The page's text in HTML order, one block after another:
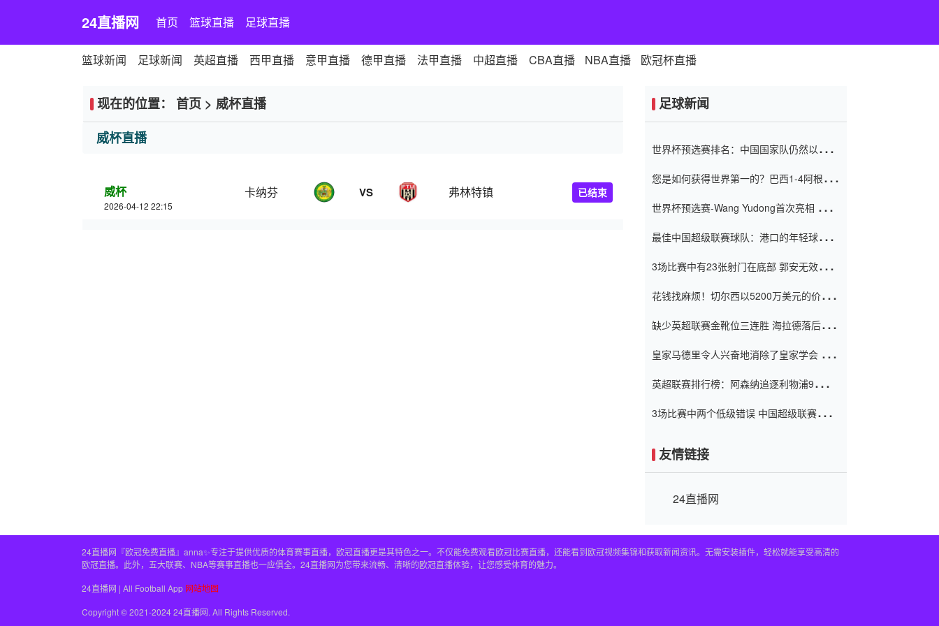
24直播网 首页 篮球直播 足球直播
篮球新闻 足球新闻 英超直播 西甲直播 意甲直播 德甲直播 法甲直播 中超直播 CBA直播 NBA直播 欧冠杯直播
现在的位置： 首页 > 威杯直播
威杯直播
威杯
2026-04-12 22:15
卡纳芬 VS 弗林特镇 已结束
足球新闻
世界杯预选赛排名：中国国家队仍然以6分
您是如何获得世界第一的？巴西1-4阿根
世界杯预选赛-Wang Yudong首次亮相 中国
最佳中国超级联赛球队：港口的年轻球员在
（Taishan）
3场比赛中有23张射门在底部 郭安无效传球
花钱找麻烦！切尔西以5200万美元的价格
窗口
缺少英超联赛金靴位三连胜 海拉德落后6球
皇家马德里令人兴奋地消除了皇家学会 安
英超联赛排行榜：阿森纳追逐利物浦9分 曼
3场比赛中两个低级错误 中国超级联赛的前
友情链接
24直播网
24直播网『欧冠免费直播』anna✨专注于提供优质的体育赛事直播，欧冠直播更是其特色之一。不仅能免费观看欧冠比赛直播，还能看到欧冠视频集锦和获取新闻资讯。无需安装插件，轻松就能享受高清的
欧冠直播。此外，五大联赛、NBA等赛事直播也一应俱全。24直播网为您带来流畅、清晰的欧冠直播体验，让您感受体育的魅力。
24直播网 | All Football App 网站地图
Copyright © 2021-2024 24直播网. All Rights Reserved.